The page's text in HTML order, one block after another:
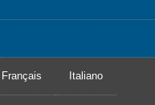
Français Italiano